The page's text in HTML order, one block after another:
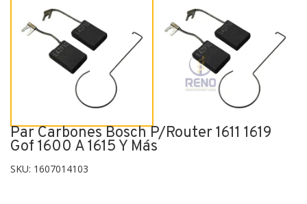
Par Carbones Bosch P/router 1611 1619
Gof 1600 A 1615 Y Más
SKU: 1607014103